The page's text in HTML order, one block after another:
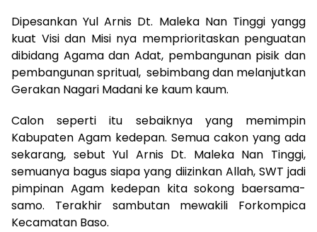
Dipesankan Yul Arnis Dt. Maleka Nan Tinggi yangg
kuat Visi dan Misi nya memprioritaskan penguatan
dibidang Agama dan Adat, pembangunan pisik dan
pembangunan spritual, sebimbang dan melanjutkan
Gerakan Nagari Madani ke kaum kaum.
Calon seperti itu sebaiknya yang memimpin
Kabupaten Agam kedepan. Semua cakon yang ada
sekarang, sebut Yul Arnis Dt. Maleka Nan Tinggi,
semuanya bagus siapa yang diizinkan Allah, SWT jadi
pimpinan Agam kedepan kita sokong baersama-
samo. Terakhir sambutan mewakili Forkompica
Kecamatan Baso.